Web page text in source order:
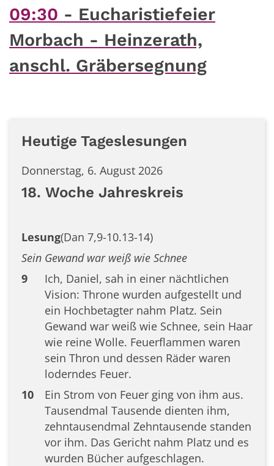
09:30
Eucharistiefeier
Morbach - Heinzerath,
anschl. Gräbersegnung
Heutige Tageslesungen
Donnerstag, 6. August 2026
18. Woche Jahreskreis
Lesung(Dan 7,9-10.13-14)
Sein Gewand war weiß wie Schnee
9
Ich, Daniel, sah in einer nächtlichen
Vision: Throne wurden aufgestellt und
ein Hochbetagter nahm Platz. Sein
Gewand war weiß wie Schnee, sein Haar
wie reine Wolle. Feuerflammen waren
sein Thron und dessen Räder waren
loderndes Feuer.
10
Ein Strom von Feuer ging von ihm aus.
Tausendmal Tausende dienten ihm,
zehntausendmal Zehntausende standen
vor ihm. Das Gericht nahm Platz und es
wurden Bücher aufgeschlagen.